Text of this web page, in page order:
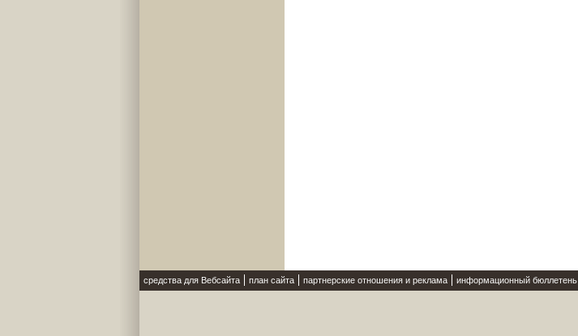
средства для Вебсайта план сайта партнерские отношения и реклама информационный бюллетень